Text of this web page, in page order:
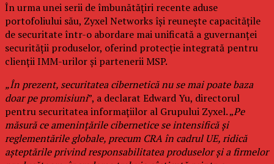
În urma unei serii de îmbunătățiri recente aduse
portofoliului său, Zyxel Networks își reunește capacitățile
de securitate într-o abordare mai unificată a guvernanței
securității produselor, oferind protecție integrată pentru
clienții IMM-urilor și partenerii MSP.
„În prezent, securitatea cibernetică nu se mai poate baza
doar pe promisiuni”, a declarat Edward Yu, directorul
pentru securitatea informațiilor al Grupului Zyxel. „Pe
măsură ce amenințările cibernetice se intensifică și
reglementările globale, precum CRA în cadrul UE, ridică
așteptările privind responsabilitatea produselor și a firmelor